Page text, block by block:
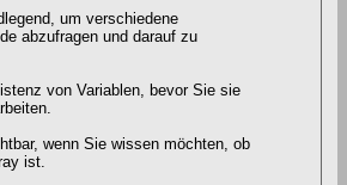
um verschiedene
abzufragen und darauf zu
von Variablen, bevor Sie sie
wenn Sie wissen möchten, ob
ist.